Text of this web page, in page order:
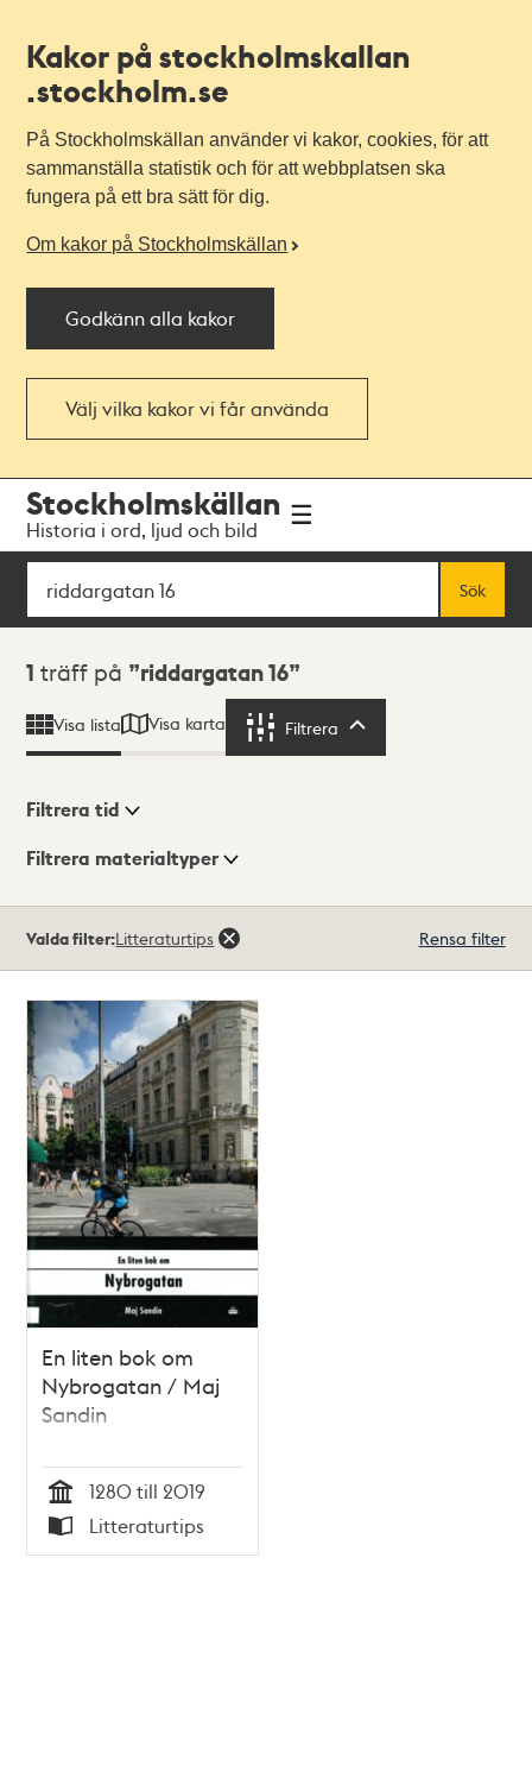
Kakor på stockholmskallan
.stockholm.se
På Stockholmskällan använder vi kakor, cookies, för att
sammanställa statistik och för att webbplatsen ska
fungera på ett bra sätt för dig.
Om kakor på Stockholmskällan
Godkänn alla kakor
Välj vilka kakor vi får använda
navigationen
huvudinnehållet
Stockholmskällan
Historia i ord, ljud och bild
Sök
Sök
Sökresultat
1 träff på riddargatan 16
Visa lista Visa karta Filtrera
Visningsläge
Filtrera tid
Filtrera materialtyper
träffar
Valda filter:Litteraturtips Rensa filter
En liten bok om
Nybrogatan / Maj
Sandin
Tid
1280 till 2019
Typ
Litteraturtips